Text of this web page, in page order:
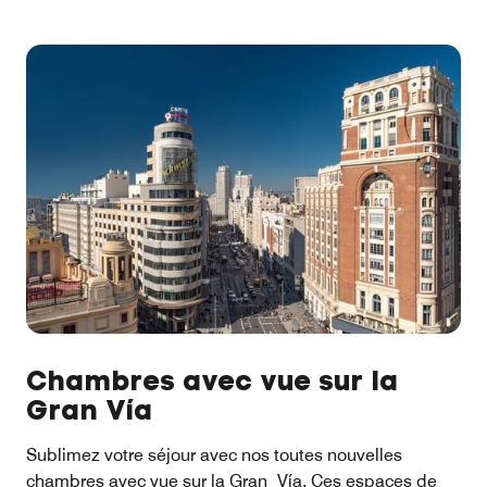
Chambres avec vue sur la
Gran Vía
Sublimez votre séjour avec nos toutes nouvelles
chambres avec vue sur la Gran Vía. Ces espaces de